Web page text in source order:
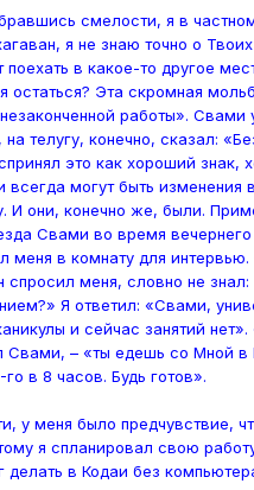
смелости, я в
я не знаю точно о
в какое-то другое
остаться? Эта скромная
работы». Свами
телугу, конечно, сказал:
это как хороший знак,
всегда могут быть изменения в
И они, конечно же, были.
Свами во время
меня в комнату для интервью.
спросил меня, словно не знал:
Я ответил: «Свами,
и сейчас занятий
Свами, – «ты едешь со Мной в
в 8 часов. Будь готов».
у меня было предчувствие,
я спланировал свою
делать в Кодаи без